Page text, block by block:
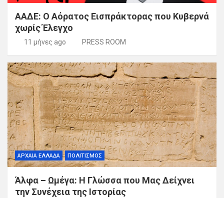
ΑΑΔΕ: Ο Αόρατος Εισπράκτορας που Κυβερνά
χωρίς Έλεγχο
11 μήνες ago PRESS ROOM
ΑΡΧΑΙΑ ΕΛΛΑΔΑ ΠΟΛΙΤΙΣΜΟΣ
Άλφα – Ωμέγα: Η Γλώσσα που Μας Δείχνει
την Συνέχεια της Ιστορίας